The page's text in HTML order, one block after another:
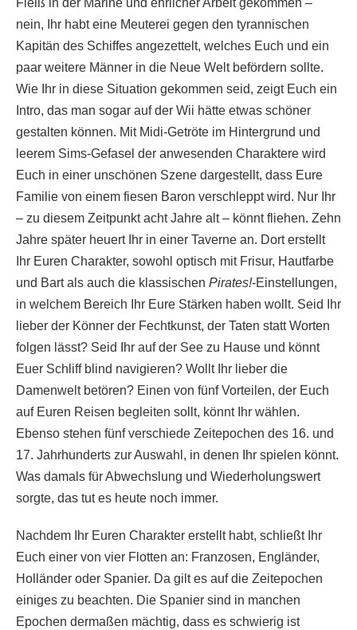
Fleiß in der Marine und ehrlicher Arbeit gekommen –
nein, Ihr habt eine Meuterei gegen den tyrannischen
Kapitän des Schiffes angezettelt, welches Euch und ein
paar weitere Männer in die Neue Welt befördern sollte.
Wie Ihr in diese Situation gekommen seid, zeigt Euch ein
Intro, das man sogar auf der Wii hätte etwas schöner
gestalten können. Mit Midi-Getröte im Hintergrund und
leerem Sims-Gefasel der anwesenden Charaktere wird
Euch in einer unschönen Szene dargestellt, dass Eure
Familie von einem fiesen Baron verschleppt wird. Nur Ihr
– zu diesem Zeitpunkt acht Jahre alt – könnt fliehen. Zehn
Jahre später heuert Ihr in einer Taverne an. Dort erstellt
Ihr Euren Charakter, sowohl optisch mit Frisur, Hautfarbe
und Bart als auch die klassischen Pirates!-Einstellungen,
in welchem Bereich Ihr Eure Stärken haben wollt. Seid Ihr
lieber der Könner der Fechtkunst, der Taten statt Worten
folgen lässt? Seid Ihr auf der See zu Hause und könnt
Euer Schliff blind navigieren? Wollt Ihr lieber die
Damenwelt betören? Einen von fünf Vorteilen, der Euch
auf Euren Reisen begleiten sollt, könnt Ihr wählen.
Ebenso stehen fünf verschiede Zeitepochen des 16. und
17. Jahrhunderts zur Auswahl, in denen Ihr spielen könnt.
Was damals für Abwechslung und Wiederholungswert
sorgte, das tut es heute noch immer.
Nachdem Ihr Euren Charakter erstellt habt, schließt Ihr
Euch einer von vier Flotten an: Franzosen, Engländer,
Holländer oder Spanier. Da gilt es auf die Zeitepochen
einiges zu beachten. Die Spanier sind in manchen
Epochen dermaßen mächtig, dass es schwierig ist